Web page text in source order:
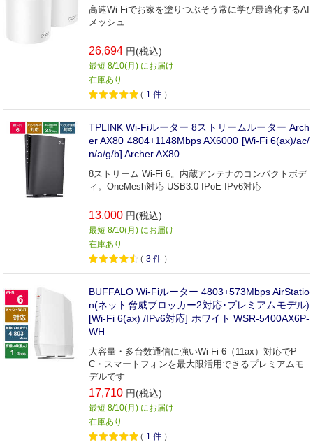
高速Wi-Fiでお家を塗りつぶそう常に学び最適化するAI
メッシュ
26,694 円(税込)
最短 8/10(月) にお届け
在庫あり
（ 1 件 ）
TPLINK Wi-Fiルーター 8ストリームルーター Arch
er AX80 4804+1148Mbps AX6000 [Wi-Fi 6(ax)/ac/
n/a/g/b] Archer AX80
8ストリーム Wi-Fi 6。内蔵アンテナのコンパクトボデ
ィ。OneMesh対応 USB3.0 IPoE IPv6対応
13,000 円(税込)
最短 8/10(月) にお届け
在庫あり
（ 3 件 ）
BUFFALO Wi-Fiルーター 4803+573Mbps AirStatio
n(ネット脅威ブロッカー2対応･プレミアムモデル)
[Wi-Fi 6(ax) /IPv6対応] ホワイト WSR-5400AX6P-
WH
大容量・多台数通信に強いWi-Fi 6（11ax）対応でP
C・スマートフォンを最大限活用できるプレミアムモ
デルです
17,710 円(税込)
最短 8/10(月) にお届け
在庫あり
（ 1 件 ）